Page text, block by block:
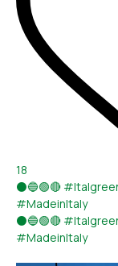
18
⚫🔵🟢🔴
#MadeinItaly
⚫🔵🟢🔴
#MadeinItaly